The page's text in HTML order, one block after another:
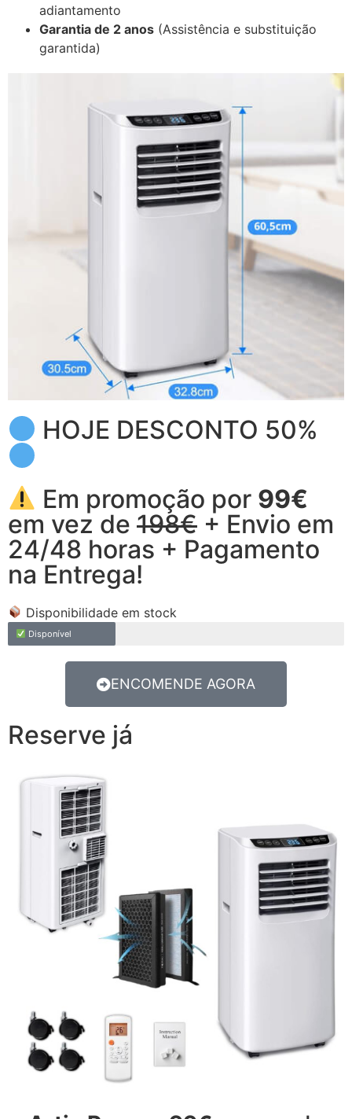
adiantamento
Garantia de 2 anos (Assistência e substituição
garantida)
HOJE DESCONTO 50%
Em promoção por 99€
em vez de 198€ + Envio em
24/48 horas + Pagamento
na Entrega!
Disponibilidade em stock
Disponível
ENCOMENDE AGORA
Reserve já